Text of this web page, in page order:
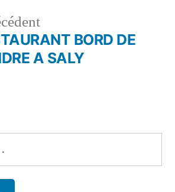
Article
précédent :
BORD DE
A SALY